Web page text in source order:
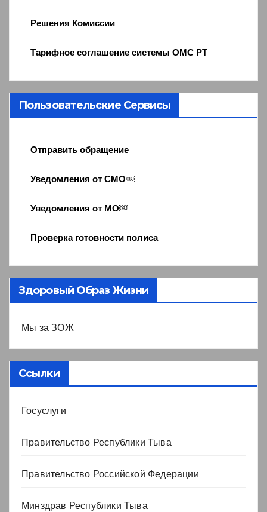
Решения Комиссии
Тарифное соглашение системы ОМС РТ
Пользовательские Сервисы
Отправить обращение
Уведомления от СМО￼
Уведомления от МО￼
Проверка готовности полиса
Здоровый Образ Жизни
Мы за ЗОЖ
Ссылки
Госуслуги
Правительство Республики Тыва
Правительство Российской Федерации
Минздрав Республики Тыва